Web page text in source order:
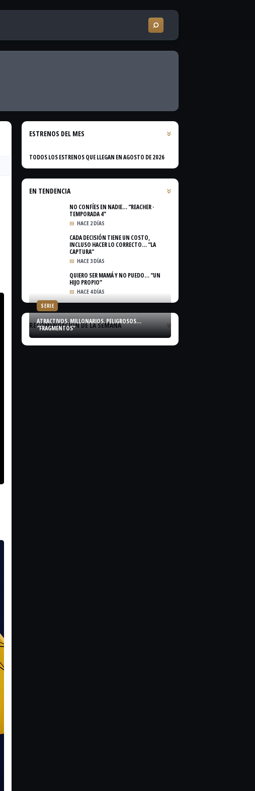
ESTRENOS DEL MES
TODOS LOS ESTRENOS QUE LLEGAN EN AGOSTO DE 2026
EN TENDENCIA
NO CONFÍES EN NADIE… “REACHER ·
TEMPORADA 4”
HACE 2 DÍAS
CADA DECISIÓN TIENE UN COSTO,
INCLUSO HACER LO CORRECTO… “LA
CAPTURA”
HACE 3 DÍAS
QUIERO SER MAMÁ Y NO PUEDO… “UN
HIJO PROPIO”
HACE 4 DÍAS
RECOMENDACIÓN DE LA SEMANA
SERIE
ATRACTIVOS. MILLONARIOS. PELIGROSOS…
“FRAGMENTOS”